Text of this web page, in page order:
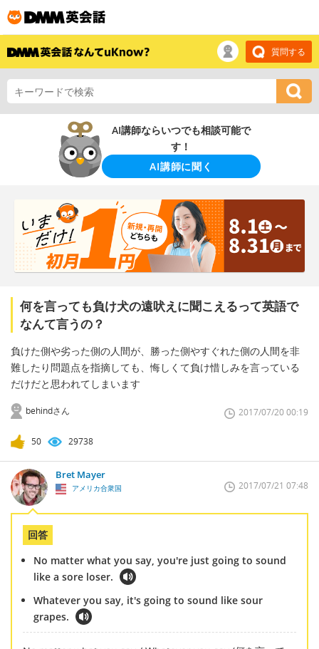
質問する
AI講師ならいつでも相談可能で
す！
AI講師に聞く
何を言っても負け犬の遠吠えに聞こえるって英語で
なんて言うの？
負けた側や劣った側の人間が、勝った側やすぐれた側の人間を非
難したり問題点を指摘しても、悔しくて負け惜しみを言っている
だけだと思われてしまいます
behindさん 2017/07/20 00:19
50 29738
Bret Mayer
アメリカ合衆国 2017/07/21 07:48
回答
No matter what you say, you're just going to sound
like a sore loser.
Whatever you say, it's going to sound like sour
grapes.